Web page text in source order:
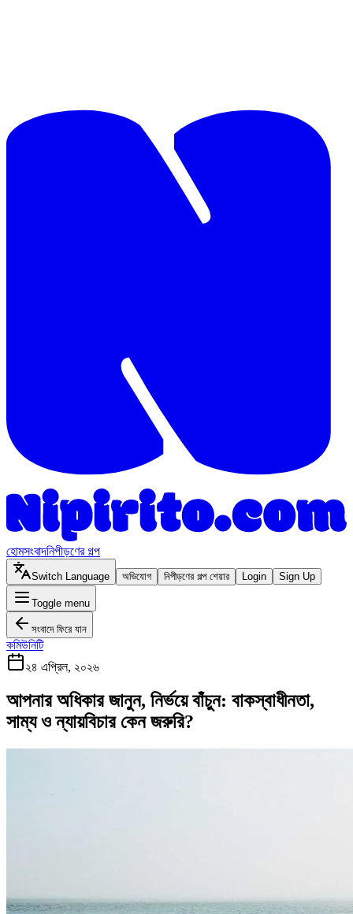
হোমসংবাদনিপীড়ণের গল্প
Switch Language অভিযোগ নিপীড়ণের গল্প শেয়ার Login Sign Up
Toggle menu
সংবাদে ফিরে যান
কমিউনিটি
২৪ এপ্রিল, ২০২৬
আপনার অধিকার জানুন, নির্ভয়ে বাঁচুন: বাকস্বাধীনতা,
সাম্য ও ন্যায়বিচার কেন জরুরি?